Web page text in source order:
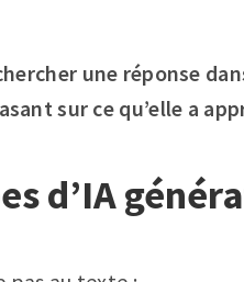
une réponse
sur ce qu’elle a
d’IA